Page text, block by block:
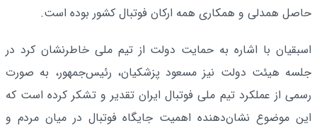
حاصل همدلی و همکاری همه ارکان فوتبال کشور بوده است.
اسبقیان با اشاره به حمایت دولت از تیم ملی خاطرنشان کرد در
جلسه هیئت دولت نیز مسعود پزشکیان، رئیس‌جمهور، به صورت
رسمی از عملکرد تیم ملی فوتبال ایران تقدیر و تشکر کرده است که
این موضوع نشان‌دهنده اهمیت جایگاه فوتبال در میان مردم و